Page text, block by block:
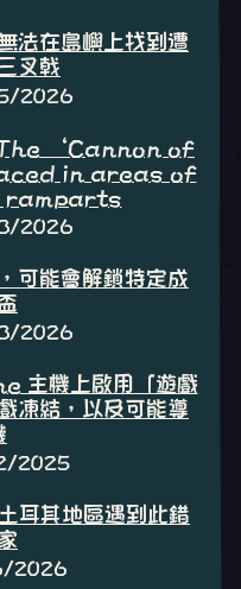
法在島嶼上找到遭
叉戟
2026
‘Cannon of
in areas of
ramparts
2026
可能會解鎖特定成
2026
主機上啟用「遊戲
凍結，以及可能導
2025
其地區遇到此錯
2026